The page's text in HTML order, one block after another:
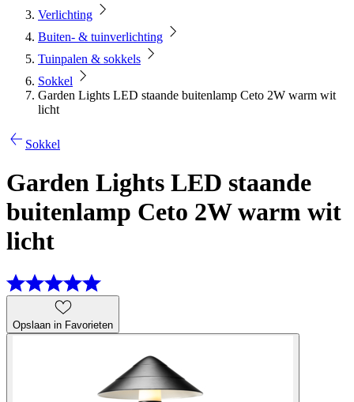
Verlichting
Buiten- & tuinverlichting
Tuinpalen & sokkels
Sokkel
Garden Lights LED staande buitenlamp Ceto 2W warm wit
licht
Sokkel
Garden Lights LED staande
buitenlamp Ceto 2W warm wit
licht
Opslaan in Favorieten